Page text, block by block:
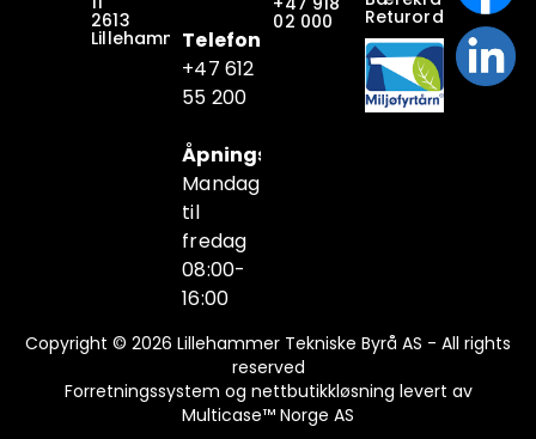
2613
LillehammerTelefon
+47 612
55 200
Åpningstider
Mandag
til
fredag
08:00-
16:00
02 000 Returordninger
Copyright © 2026 Lillehammer Tekniske Byrå AS - All rights
reserved
Forretningssystem og nettbutikkløsning levert av
Multicase™ Norge AS